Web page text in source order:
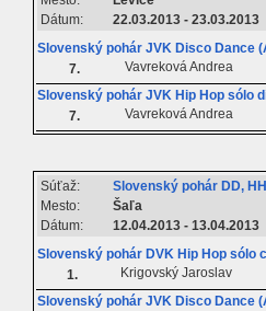
Dátum:
22.03.2013 - 23.03.2013
Slovenský pohár JVK Disco Dance
7.
Vavreková Andrea
Slovenský pohár JVK Hip Hop sólo
7.
Vavreková Andrea
Súťaž:
Slovenský pohár DD,
Mesto:
Šaľa
Dátum:
12.04.2013 - 13.04.2013
Slovenský pohár DVK Hip Hop sólo
1.
Krigovský Jaroslav
Slovenský pohár JVK Disco Dance